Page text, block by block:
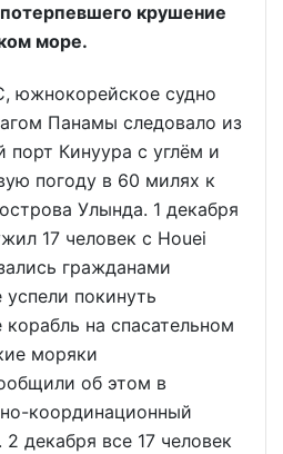
крушение
море.
южнокорейское судно
Панамы следовало из
порт Кинуура с углём и
погоду в 60 милях к
Улында. 1 декабря
17 человек с Houei
гражданами
покинуть
на спасательном
моряки
об этом в
координационный
декабря все 17 человек